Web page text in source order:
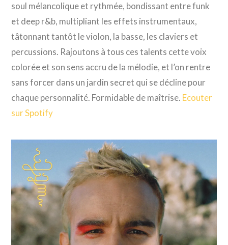
soul mélancolique et rythmée, bondissant entre funk
et deep r&b, multipliant les effets instrumentaux,
tâtonnant tantôt le violon, la basse, les claviers et
percussions. Rajoutons à tous ces talents cette voix
colorée et son sens accru de la mélodie, et l’on rentre
sans forcer dans un jardin secret qui se décline pour
chaque personnalité. Formidable de maîtrise. Ecouter
sur Spotify